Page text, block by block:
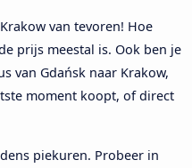
van tevoren! Hoe
prijs meestal is. Ook ben je
van Gdańsk naar Krakow,
moment koopt, of direct
piekuren. Probeer in